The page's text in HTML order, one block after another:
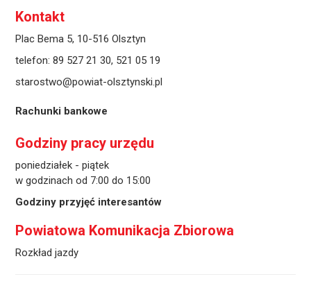
Kontakt
Plac Bema 5, 10-516 Olsztyn
telefon: 89 527 21 30, 521 05 19
starostwo@powiat-olsztynski.pl
Rachunki bankowe
Godziny pracy urzędu
poniedziałek - piątek
w godzinach od 7:00 do 15:00
Godziny przyjęć interesantów
Powiatowa Komunikacja Zbiorowa
Rozkład jazdy